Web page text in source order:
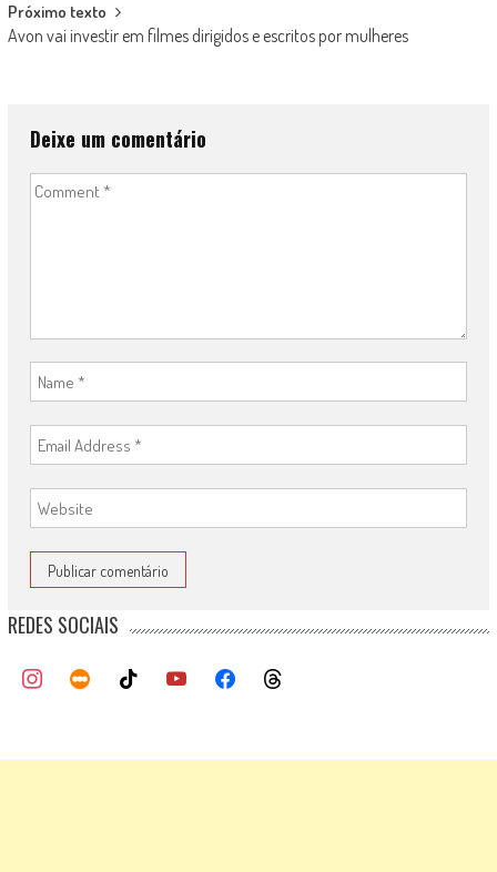
Próximo texto
Avon vai investir em filmes dirigidos e escritos por mulheres
Deixe um comentário
REDES SOCIAIS